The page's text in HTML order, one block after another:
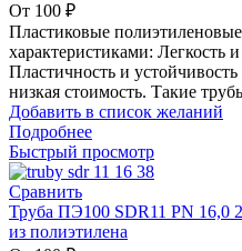
От 100 ₽
Пластиковые
характеристиками: Легкость
Пластичность и
низкая стоимость. Такие
Добавить в список желаний
Подробнее
Быстрый просмотр
Сравнить
Труба ПЭ100 SDR11 PN 16,0
из полиэтилена